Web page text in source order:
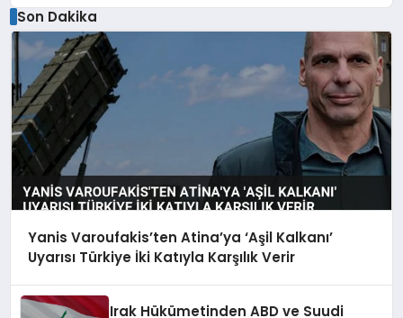
Son Dakika
Yanis Varoufakis’ten Atina’ya ‘Aşil Kalkanı’
Uyarısı Türkiye İki Katıyla Karşılık Verir
Irak Hükümetinden ABD ve Suudi